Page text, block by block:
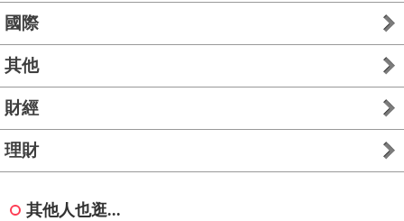
國際
其他
財經
理財
其他人也逛...